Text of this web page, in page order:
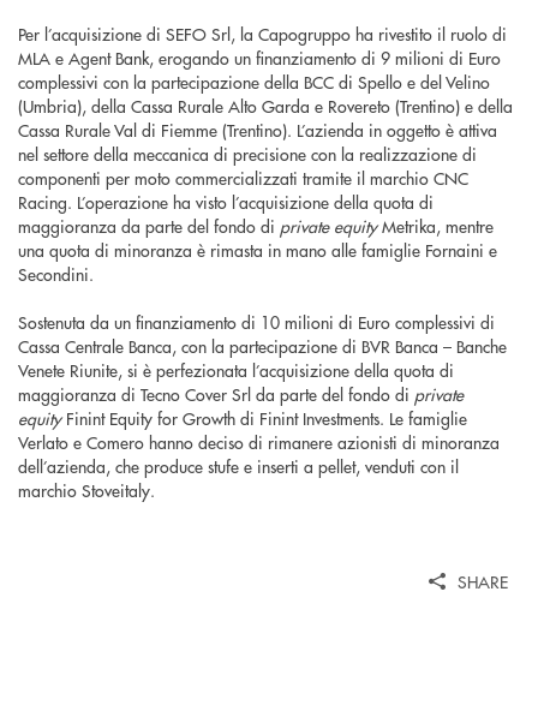
Per l’acquisizione di SEFO Srl, la Capogruppo ha rivestito il ruolo di
MLA e Agent Bank, erogando un finanziamento di 9 milioni di Euro
complessivi con la partecipazione della BCC di Spello e del Velino
(Umbria), della Cassa Rurale Alto Garda e Rovereto (Trentino) e della
Cassa Rurale Val di Fiemme (Trentino). L’azienda in oggetto è attiva
nel settore della meccanica di precisione con la realizzazione di
componenti per moto commercializzati tramite il marchio CNC
Racing. L’operazione ha visto l’acquisizione della quota di
maggioranza da parte del fondo di private equityMetrika, mentre
una quota di minoranza è rimasta in mano alle famiglie Fornaini e
Secondini.
Sostenuta da un finanziamento di 10 milioni di Euro complessivi di
Cassa Centrale Banca, con la partecipazione di BVR Banca – Banche
Venete Riunite, si è perfezionata l’acquisizione della quota di
maggioranza di Tecno Cover Srl da parte del fondo di private
equityFinint Equity for Growth di Finint Investments. Le famiglie
Verlato e Comero hanno deciso di rimanere azionisti di minoranza
dell’azienda, che produce stufe e inserti a pellet, venduti con il
marchio Stoveitaly.
SHARE